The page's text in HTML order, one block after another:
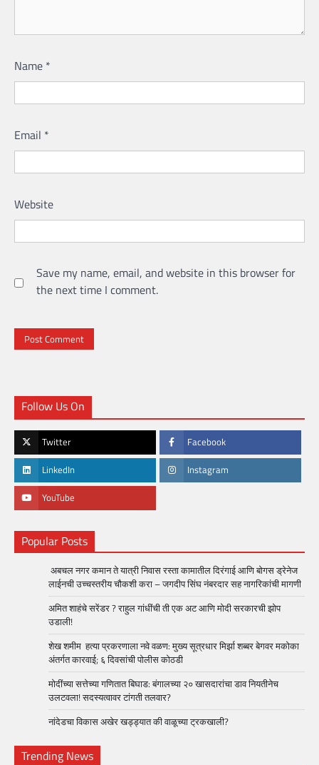
Name *
Email *
Website
Save my name, email, and website in this browser for
the next time I comment.
Follow Us On
Twitter Facebook
LinkedIn Instagram
YouTube
Popular Posts
अबचल नगर कमान ते यात्री निवास रस्ता कामातील दिरंगाई आणि बोगस ड्रेनेज
लाईनची उच्चस्तरीय चौकशी करा – जगदीप सिंघ नंबरदार सह नागरिकांची मागणी
अमित शाहंचे सरेंडर ? राहुल गांधींची ती एक अट आणि मोदी सरकारची झोप
उडाली!
शेख शमीम हत्या प्रकरणाला नवे वळण: मुख्य सूत्रधार मिर्झा शब्बर बेगवर मकोका
अंतर्गत कारवाई; ६ दिवसांची पोलीस कोठडी
मोदींच्या सत्तेच्या गणितात बिघाड: बंगालच्या २० खासदारांचा डाव नियतीनेच
उलटवला! सदस्यत्वावर टांगती तलवार?
नांदेडचा विकास अखेर खड्ड्यात की वाळूच्या ट्रकखाली?
Trending News